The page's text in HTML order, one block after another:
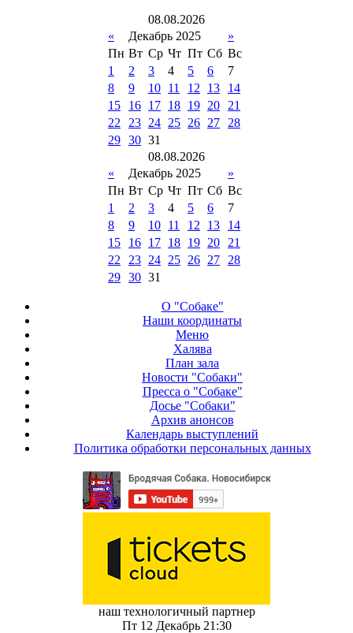
08.08.2026
«
Декабрь 2025
»
Пн Вт Ср Чт Пт Сб Вс
1
2 3 4 5 6
7
8
9 10 11 12 13
14
15
16 17 18 19 20
21
22
23 24 25 26 27
28
29 30 31
08.08.2026
«
Декабрь 2025
»
Пн Вт Ср Чт Пт Сб Вс
1
2 3 4 5 6
7
8
9 10 11 12 13
14
15
16 17 18 19 20
21
22
23 24 25 26 27
28
29 30 31
О "Собаке"
Наши координаты
Меню
Халява
План зала
Новости "Собаки"
Пресса о "Собаке"
Досье "Собаки"
Архив анонсов
Календарь выступлений
Политика обработки персональных данных
наш технологичный партнер
Пт 12 Декабрь 21:30